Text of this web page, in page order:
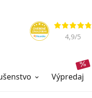
Hodnotenia
4,9/5
výpredaj